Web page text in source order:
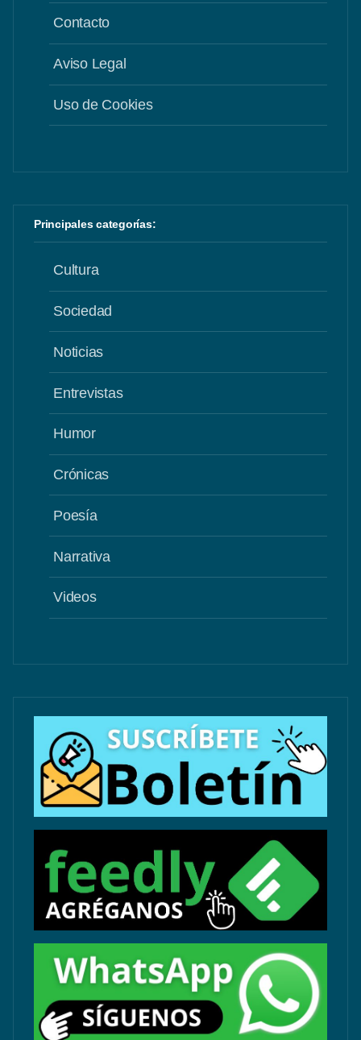
Contacto
Aviso Legal
Uso de Cookies
Principales categorías:
Cultura
Sociedad
Noticias
Entrevistas
Humor
Crónicas
Poesía
Narrativa
Videos